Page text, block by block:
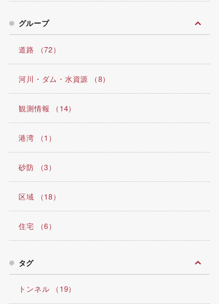
グループ
道路 （72）
河川・ダム・水資源 （8）
観測情報 （14）
港湾 （1）
砂防 （3）
区域 （18）
住宅 （6）
タグ
トンネル （19）